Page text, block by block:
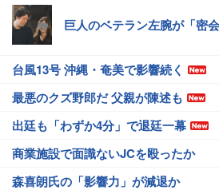
巨人のベテラン左腕が「密
台風13号 沖縄・奄美で影響続く
最悪のクズ野郎だ 父親が陳述も
出廷も「わずか4分」で退廷一幕
商業施設で面識ないJCを殴ったか
森喜朗氏の「影響力」が減退か